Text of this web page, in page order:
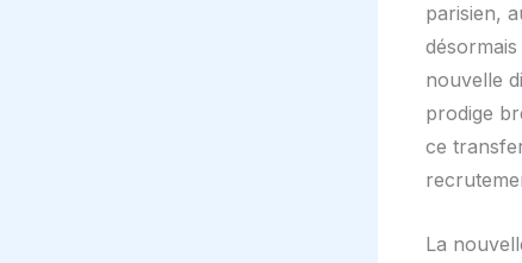
parisien,
nouvelle
prodige
ce
La